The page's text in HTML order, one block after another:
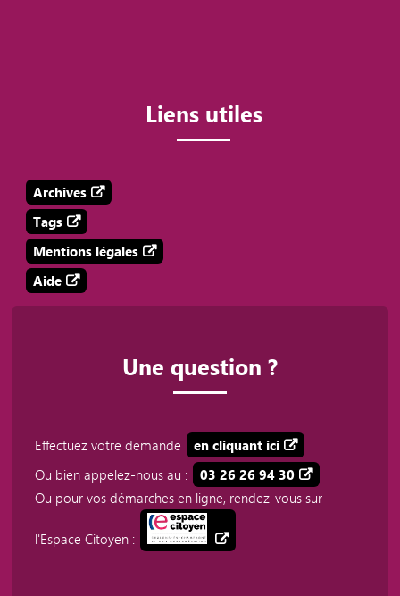
Liens utiles
Archives
Tags
Mentions légales
Aide
Une question ?
Effectuez votre demande
en cliquant ici
Ou bien appelez-nous au :
03 26 26 94 30
Ou pour vos démarches en ligne, rendez-vous sur
l'Espace Citoyen :